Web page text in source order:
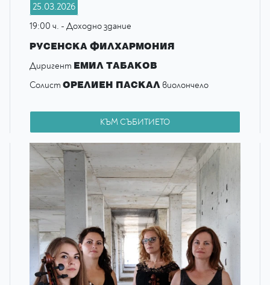
25.03.2026
19:00 ч. - Доходно здание
РУСЕНСКА ФИЛХАРМОНИЯ
Диригент ЕМИЛ ТАБАКОВ
Солист ОРЕЛИЕН ПАСКАЛ виолончело
КЪМ СЪБИТИЕТО